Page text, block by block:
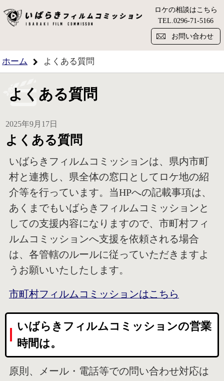
い
ロケの相談はこちら
TEL.0296-71-5166
お問い合わせ
ホーム よくある質問
よくある質問
2025年9月17日
よくある質問
いばらきフィルムコミッションは、県内市町
村と連携し、県全体の窓口としてロケ地の紹
介等を行っています。当HPへの記載事項は、
あくまでもいばらきフィルムコミッションと
しての支援内容になりますので、市町村フィ
ルムコミッションへ支援を依頼される場合
は、各管轄のルールに従っていただきますよ
うお願いいたしたします。
市町村フィルムコミッションはこちら
いばらきフィルムコミッションの営業
時間は。
原則、メール・電話等での問い合わせ対応は